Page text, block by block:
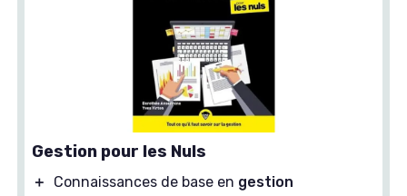
Gestion pour les Nuls
＋ Connaissances de base en gestion